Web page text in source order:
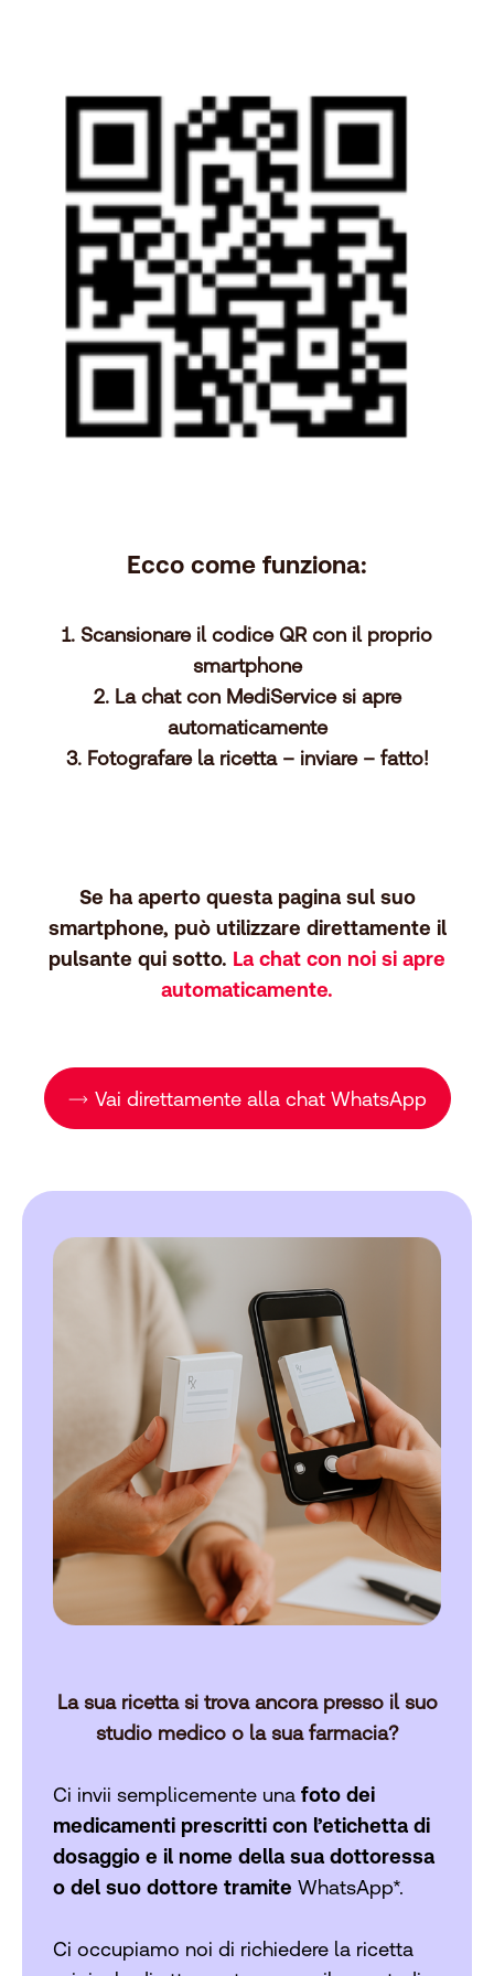
Ecco come funziona:
1. Scansionare il codice QR con il proprio
smartphone
2. La chat con MediService si apre
automaticamente
3. Fotografare la ricetta – inviare – fatto!
Se ha aperto questa pagina sul suo
smartphone, può utilizzare direttamente il
pulsante qui sotto. La chat con noi si apre
automaticamente.
Vai direttamente alla chat WhatsApp
La sua ricetta si trova ancora presso il suo
studio medico o la sua farmacia?
Ci invii semplicemente una foto dei
medicamenti prescritti con l’etichetta di
dosaggio e il nome della sua dottoressa
o del suo dottore tramite WhatsApp*.
Ci occupiamo noi di richiedere la ricetta